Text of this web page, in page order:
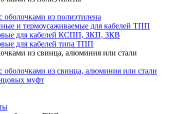
из полиэтилена
и термоусаживаемые для кабелей ТПП
для кабелей КСПП, ЗКП, ЗКВ
для кабелей типа ТПП
из свинца, алюминия или стали
оболочками из свинца, алюминия или стали
муфт